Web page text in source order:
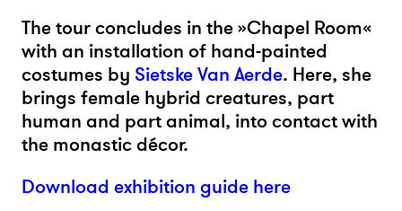
The tour concludes in the »Chapel Room«
with an installation of hand-painted
costumes by Sietske Van Aerde. Here, she
brings female hybrid creatures, part
human and part animal, into contact with
the monastic décor.
Download exhibition guide here